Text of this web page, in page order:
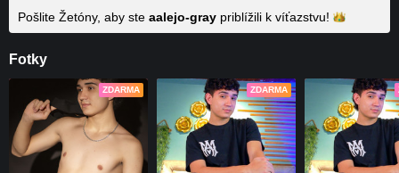
Pošlite Žetóny, aby ste aalejo-gray priblížili k víťazstvu!
Fotky
ZDARMA ZDARMA